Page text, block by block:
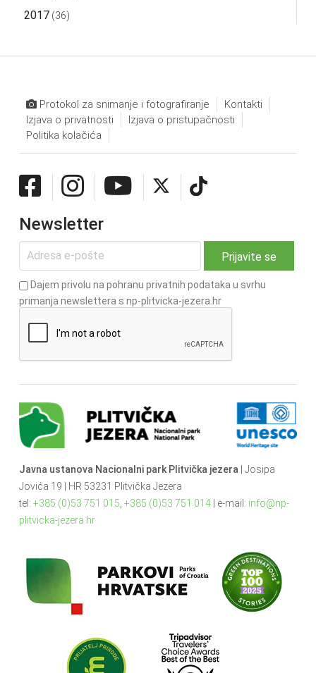
2017(36)
Protokol za snimanje i fotografiranje
Kontakti
Izjava o privatnosti
Izjava o pristupačnosti
Politika kolačića
Newsletter
Dajem privolu na pohranu privatnih podataka u svrhu
primanja newslettera s np-plitvicka-jezera.hr
Javna ustanova Nacionalni park Plitvička jezera | Josipa
Jovića 19 | HR 53231 Plitvička Jezera
tel: +385 (0)53 751 015 +385 (0)53 751 014| e-mail: info@np-
plitvicka-jezera.hr